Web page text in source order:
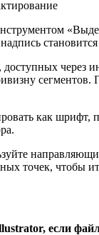
доступных
как
точек, чтобы
если